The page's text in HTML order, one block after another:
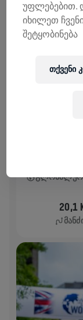
WINGS FOR LIFE
20,1
უფლებებით.
იხილეთ
შეტყობინება
თქვენი